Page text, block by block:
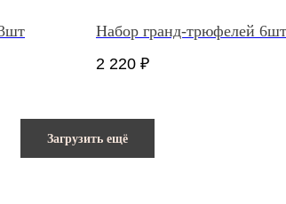
Набор гранд-трюфелей 6шт
2 220 ₽
Загрузить ещё